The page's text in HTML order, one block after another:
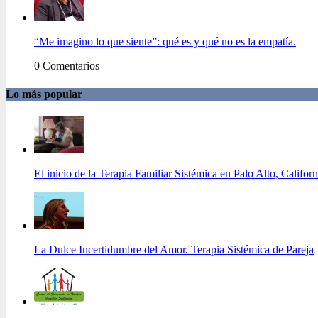
“Me imagino lo que siente”: qué es y qué no es la empatía.
0 Comentarios
Lo más popular
El inicio de la Terapia Familiar Sistémica en Palo Alto,
La Dulce Incertidumbre del Amor. Terapia Sistémica de Pareja